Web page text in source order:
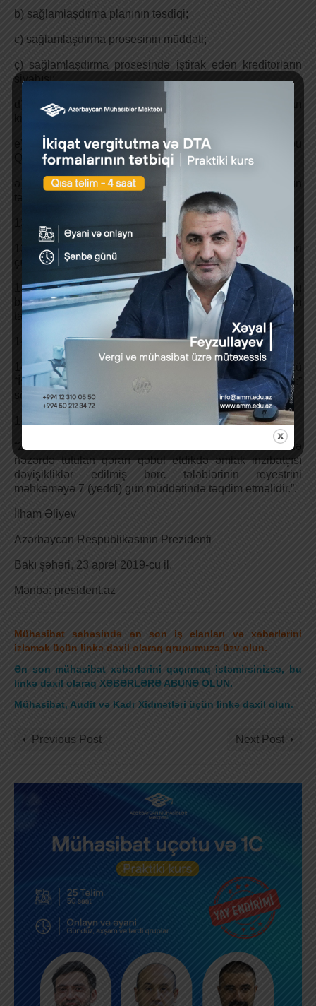
b) sağlamlaşdırma planının təsdiqi;
c) sağlamlaşdırma prosesinin müddəti;
ç) sağlamlaşdırma prosesində iştirak edən kreditorların
siyahısı;
d) sağlamlaşdırma planına daxil edilmiş eyni növdən olan
kreditorlar qrupunun (qruplarının) tələblərinin həcmi;
e) sağlamlaşdırma planının təsdiq edilməsinin bu
Qanunun 41-2-ci maddəsində nəzərdə tutulan nəticələri;
ə) sağlamlaşdırma planının icrası ilə bağlı hesabatın
13. 45-ci maddə üzrə:
13.1. 3-cü hissənin ikinci cümləsindən “ən azı” sözləri
çıxarılsın;
13.2. 4-cü hissədə “baxılma müddətini təyin edir və bu
barədə” sözləri “10 (on) gün müddətində baxır və iclasın
tarixi ilə bağlı” sözləri ilə əvəz edilsin.
14. 46-cı maddə üzrə:
14.1. 2-ci hissənin ikinci cümləsində “Məhkəmə:” sözü
“İşə 5 (beş) iş günü müddətində baxaraq, məhkəmə:”
sözləri ilə əvəz edilsin;
14.2. aşağıdakı məzmunda 2-1-ci hissə əlavə edilsin:
“2-1. Məhkəmə bu maddənin 2-ci hissəsinin “c” bəndində
nəzərdə tutulan qərarı qəbul etdikdə əmlak inzibatçısı
dəyişikliklər edilmiş borc tələblərinin reyestrini
məhkəməyə 7 (yeddi) gün müddətində təqdim etməlidir.”.
İlham Əliyev
Azərbaycan Respublikasının Prezidenti
Bakı şəhəri, 23 aprel 2019-cu il.
Mənbə: president.az
Mühasibat sahəsində ən son iş elanları və xəbərlərini
izləmək üçün linkə daxil olaraq qrupumuza üzv olun.
Ən son mühasibat xəbərlərini qaçırmaq istəmirsinizsə, bu
linkə daxil olaraq XƏBƏRLƏRƏ ABUNƏ OLUN.
Mühasibat, Audit və Kadr Xidmətləri üçün linkə daxil olun.
Previous Post Next Post